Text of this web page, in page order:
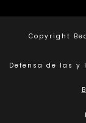
Copyright
Defensa de las y